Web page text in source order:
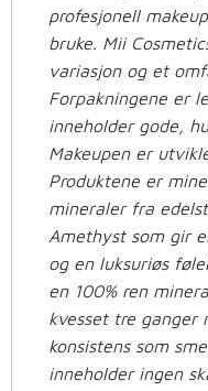
profesjonell
bruke. Mii
variasjon og et
Forpakningene er
inneholder gode,
Makeupen er
Produktene er
mineraler fra
Amethyst som gir
og en luksuriøs
en 100% ren
kvesset tre ganger
konsistens som
inneholder ingen